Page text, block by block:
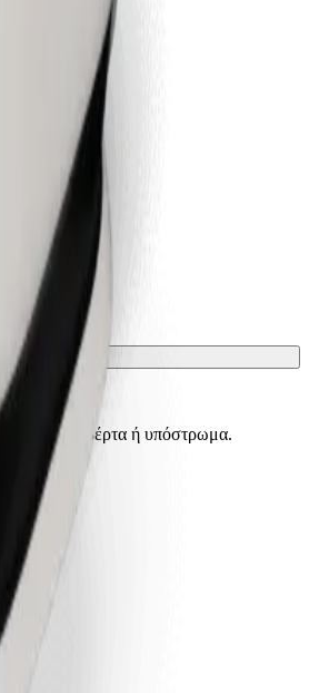
με κουβέρτα ή υπόστρωμα.